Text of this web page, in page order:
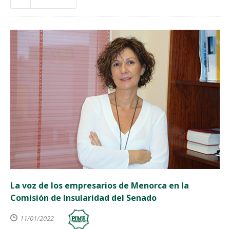
La voz de los empresarios de Menorca en la
Comisión de Insularidad del Senado
11/01/2022